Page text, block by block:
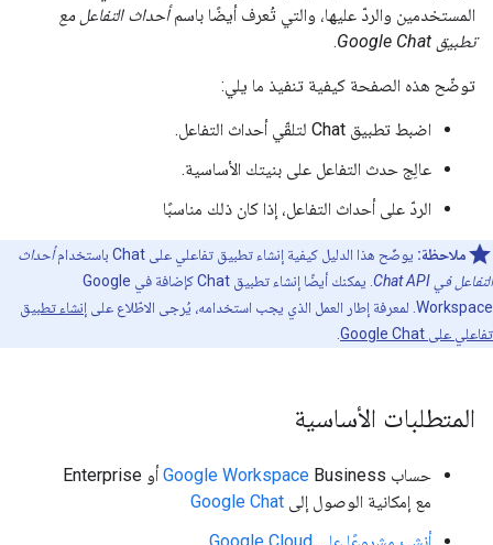
المستخدمين والردّ عليها، والتي تُعرف أيضًا باسمأحداث التفاعل مع
تطبيق Google Chat
.
توضّح هذه الصفحة كيفية تنفيذ ما يلي:
اضبط تطبيق Chat لتلقّي أحداث التفاعل.
عالِج حدث التفاعل على بنيتك الأساسية.
الردّ على أحداث التفاعل، إذا كان ذلك مناسبًا
ملاحظة: يوضّح هذا الدليل كيفية إنشاء تطبيق تفاعلي على Chat باستخدام
أحداث
التفاعل في Chat API
. يمكنك أيضًا إنشاء تطبيق Chat كإضافة في Google
Workspace. لمعرفة إطار العمل الذي يجب استخدامه، يُرجى الاطّلاع على
إنشاء تطبيق
تفاعلي على Google Chat
المتطلبات الأساسية
حساب Google Workspace
Business أو Enterprise
مع إمكانية الوصول إلى Google Chat